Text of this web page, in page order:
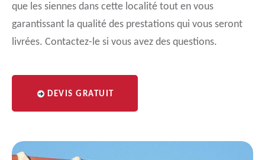
que les siennes dans cette localité tout en vous
garantissant la qualité des prestations qui vous seront
livrées. Contactez-le si vous avez des questions.
DEVIS GRATUIT